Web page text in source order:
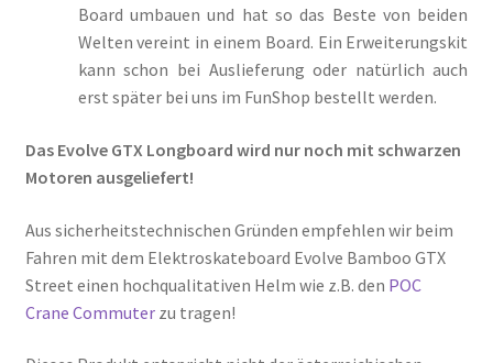
Board umbauen und hat so das Beste von beiden
Welten vereint in einem Board. Ein Erweiterungskit
kann schon bei Auslieferung oder natürlich auch
erst später bei uns im FunShop bestellt werden.
Das Evolve GTX Longboard wird nur noch mit schwarzen
Motoren ausgeliefert!
Aus sicherheitstechnischen Gründen empfehlen wir beim
Fahren mit dem Elektroskateboard Evolve Bamboo GTX
Street einen hochqualitativen Helm wie z.B. den POC
Crane Commuterzu tragen!